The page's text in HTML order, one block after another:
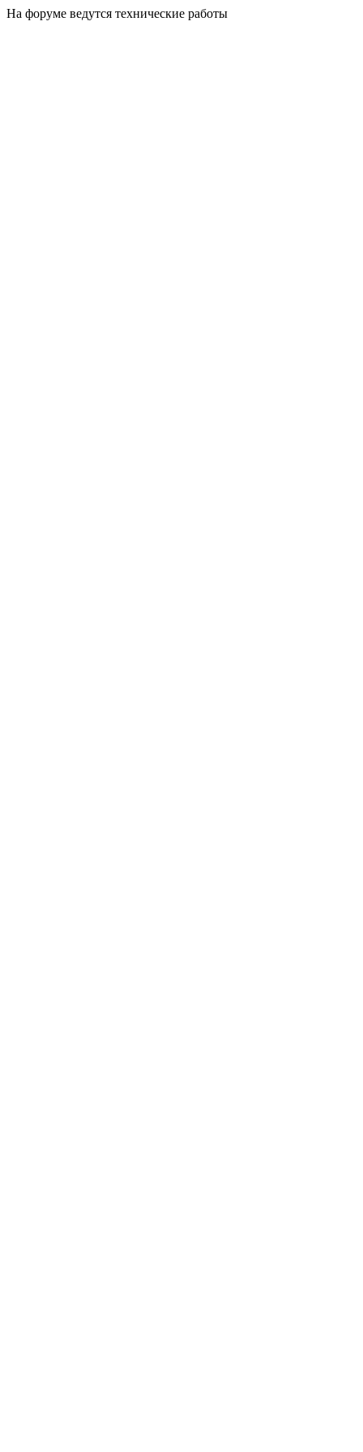
На форуме ведутся технические работы